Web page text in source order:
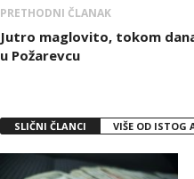
PRETHODNI ČLANAK
Jutro maglovito, tokom
u Požarevcu
SLIČNI ČLANCI VIŠE OD ISTOG